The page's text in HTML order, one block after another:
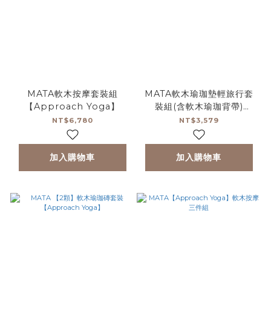
MATA軟木按摩套裝組
【Approach Yoga】
NT$6,780
加入購物車
MATA軟木瑜珈墊輕旅行套
裝組(含軟木瑜珈背帶)
【Approach Yoga】
NT$3,579
加入購物車